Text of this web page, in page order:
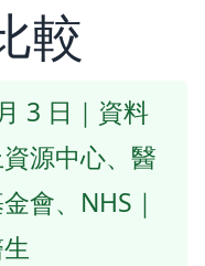
較
3 日｜資料
源中心、醫
會、NHS｜